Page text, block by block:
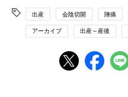
出産 会陰切開 陣痛
アーカイブ 出産～産後